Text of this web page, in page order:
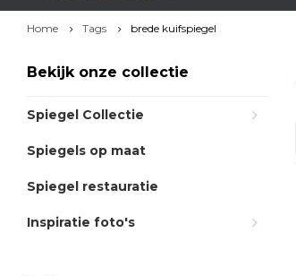
Home Tags brede kuifspiegel
Bekijk onze collectie
Spiegel Collectie
Spiegels op maat
Spiegel restauratie
Inspiratie foto's